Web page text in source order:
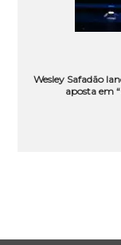
Wesley Safadão
aposta em